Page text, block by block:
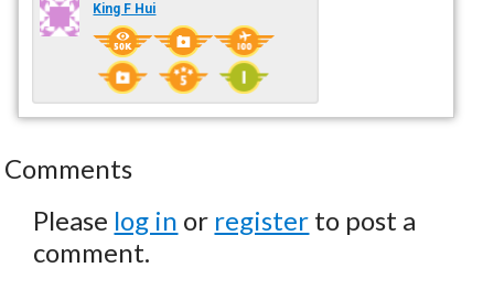
King F Hui
Comments
Please log in or register to post a
comment.